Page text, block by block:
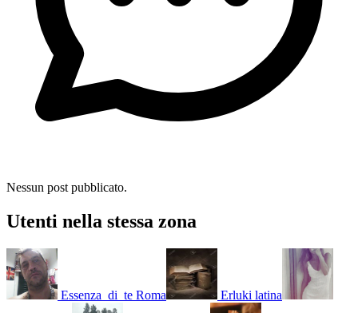
Nessun post pubblicato.
Utenti nella stessa zona
Essenza_di_te Roma Erluki latina